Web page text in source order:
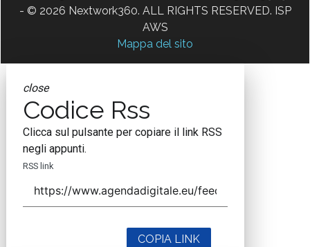
- © 2026 Nextwork360. ALL RIGHTS RESERVED. ISP
AWS
Mappa del sito
close
Codice Rss
Clicca sul pulsante per copiare il link RSS
negli appunti.
RSS link
COPIA LINK